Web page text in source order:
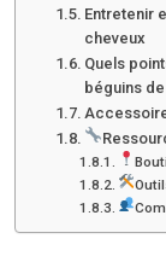
Entretenir
cheveux
Quels
béguins